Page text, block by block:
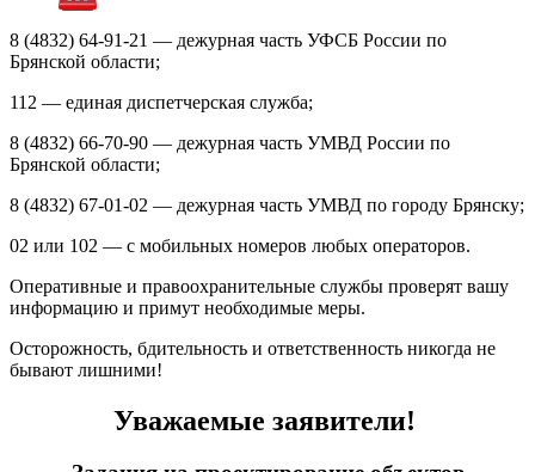
8 (4832) 64-91-21 — дежурная часть УФСБ России по
Брянской области;
112 — единая диспетчерская служба;
8 (4832) 66-70-90 — дежурная часть УМВД России по
Брянской области;
8 (4832) 67-01-02 — дежурная часть УМВД по городу Брянску;
02 или 102 — с мобильных номеров любых операторов.
Оперативные и правоохранительные службы проверят вашу
информацию и примут необходимые меры.
Осторожность, бдительность и ответственность никогда не
бывают лишними!
Уважаемые заявители!